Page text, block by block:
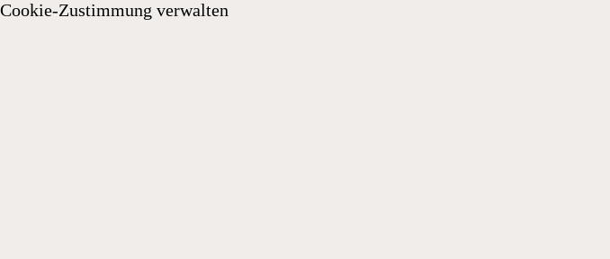
Cookie-Zustimmung verwalten